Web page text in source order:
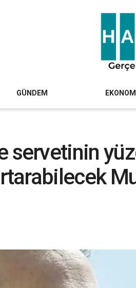
GÜNDEM
servetinin